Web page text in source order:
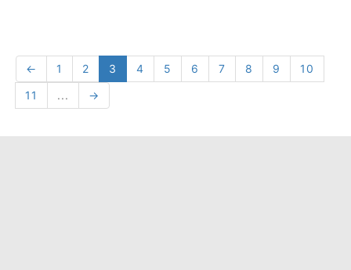
← 1 2 3 4 5 6 7 8 9
10
11
... →